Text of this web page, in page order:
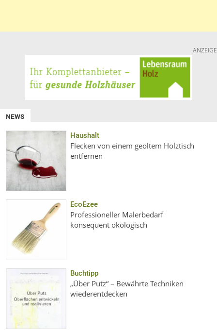
ANZEIGE
NEWS
Haushalt
Flecken von einem geöltem Holztisch
entfernen
EcoEzee
Professioneller Malerbedarf
konsequent ökologisch
Buchtipp
„Über Putz“ – Bewährte Techniken
wiederentdecken